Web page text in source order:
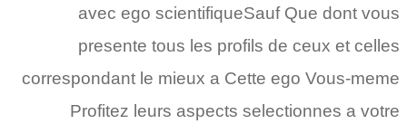
avec ego scientifiqueSauf Que dont vous
presente tous les profils de ceux et celles
correspondant le mieux a Cette ego Vous-meme
Profitez leurs aspects selectionnes a votre